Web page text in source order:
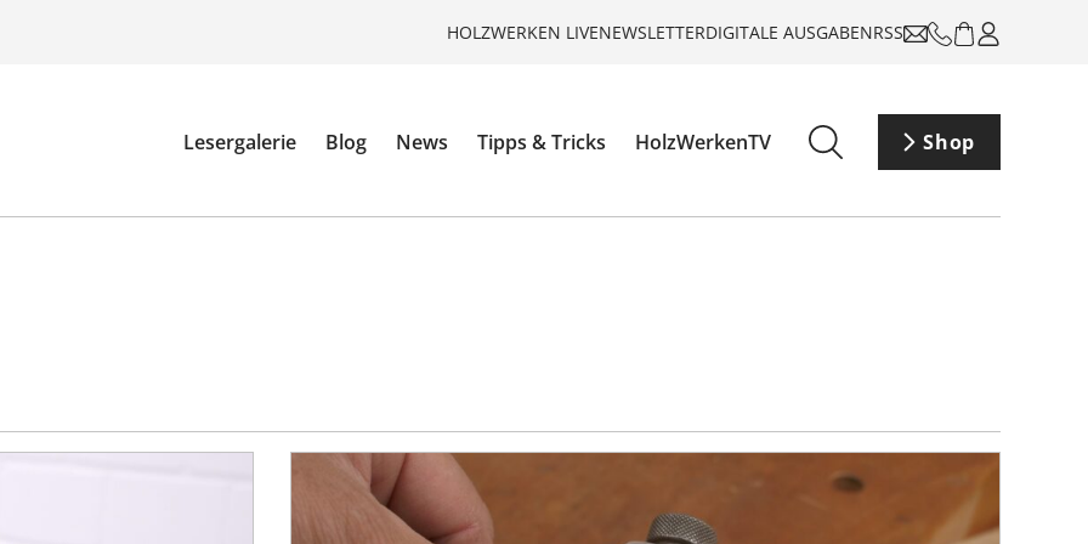
HOLZWERKEN LIVENEWSLETTERDIGITALE AUSGABENRSS
Lesergalerie Blog News Tipps & Tricks HolzWerkenTV Shop